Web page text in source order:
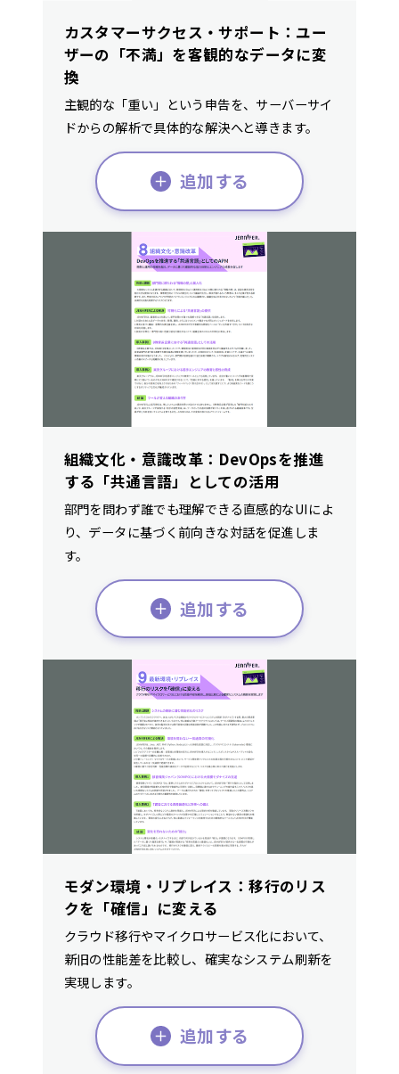
カスタマーサクセス・サポート：ユー
ザーの「不満」を客観的なデータに変
換
主観的な「重い」という申告を、サーバーサイ
ドからの解析で具体的な解決へと導きます。
追加する
組織文化・意識改革：DevOpsを推進
する「共通言語」としての活用
部門を問わず誰でも理解できる直感的なUIによ
り、データに基づく前向きな対話を促進しま
す。
追加する
モダン環境・リプレイス：移行のリス
クを「確信」に変える
クラウド移行やマイクロサービス化において、
新旧の性能差を比較し、確実なシステム刷新を
実現します。
追加する